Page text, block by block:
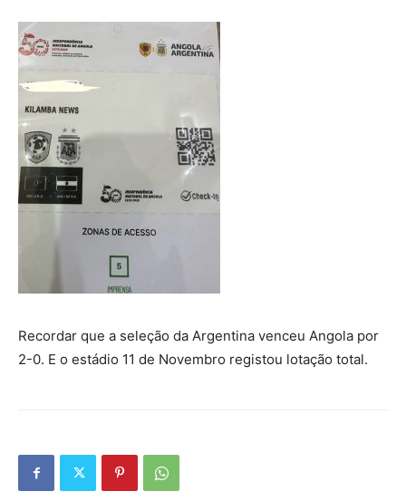
Recordar que a seleção da Argentina venceu Angola por
2-0. E o estádio 11 de Novembro registou lotação total.